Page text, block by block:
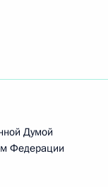
Думой
Федерации